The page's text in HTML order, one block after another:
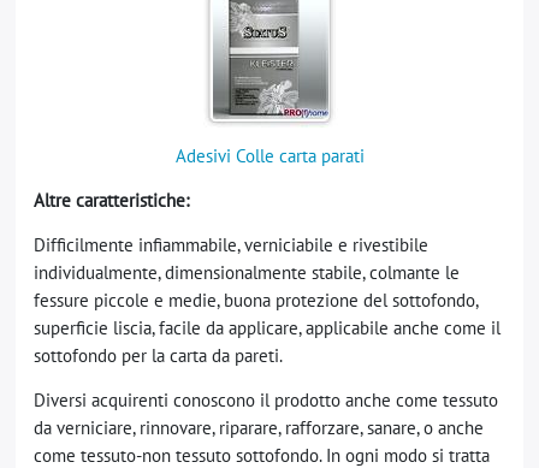
Adesivi Colle carta parati
Altre caratteristiche:
Difficilmente infiammabile, verniciabile e rivestibile
individualmente, dimensionalmente stabile, colmante le
fessure piccole e medie, buona protezione del sottofondo,
superficie liscia, facile da applicare, applicabile anche come il
sottofondo per la carta da pareti.
Diversi acquirenti conoscono il prodotto anche come tessuto
da verniciare, rinnovare, riparare, rafforzare, sanare, o anche
come tessuto-non tessuto sottofondo. In ogni modo si tratta